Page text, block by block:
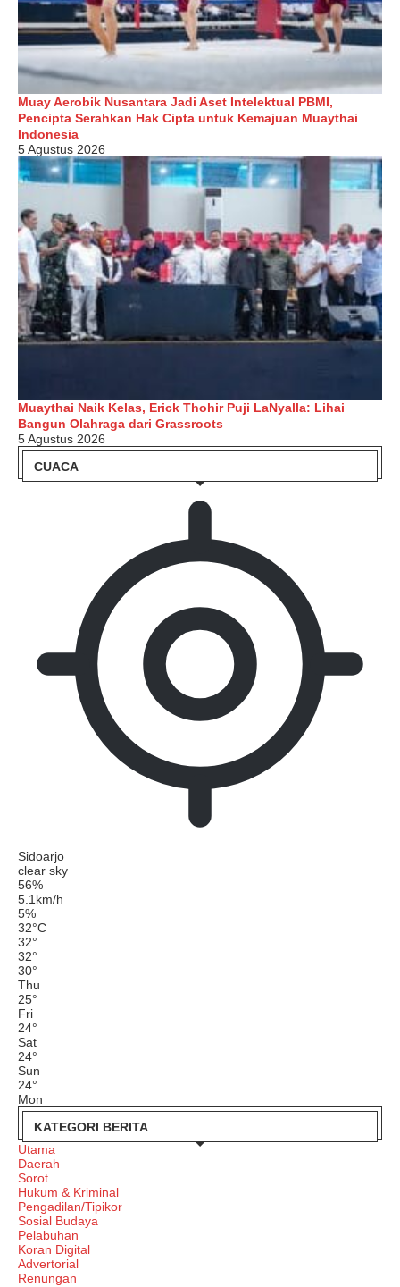
Muay Aerobik Nusantara Jadi Aset Intelektual PBMI,
Pencipta Serahkan Hak Cipta untuk Kemajuan Muaythai
Indonesia
5 Agustus 2026
Muaythai Naik Kelas, Erick Thohir Puji LaNyalla: Lihai
Bangun Olahraga dari Grassroots
5 Agustus 2026
CUACA
Sidoarjo
clear sky
56%
5.1km/h
5%
32°C
32°
32°
30°
Thu
25°
Fri
24°
Sat
24°
Sun
24°
Mon
KATEGORI BERITA
Utama
Daerah
Sorot
Hukum & Kriminal
Pengadilan/Tipikor
Sosial Budaya
Pelabuhan
Koran Digital
Advertorial
Renungan